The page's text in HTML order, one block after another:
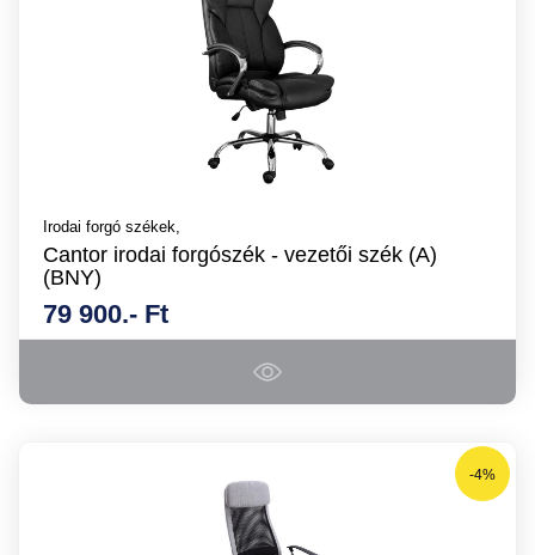
Irodai forgó székek,
Cantor irodai forgószék - vezetői szék (A)
(BNY)
79 900.- Ft
-4%